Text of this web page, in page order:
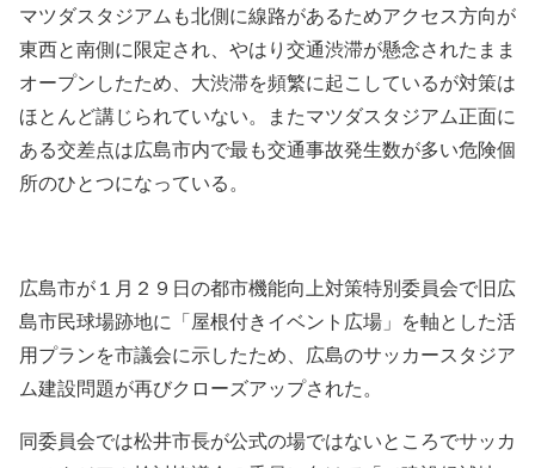
マツダスタジアムも北側に線路があるためアクセス方向が
東西と南側に限定され、やはり交通渋滞が懸念されたまま
オープンしたため、大渋滞を頻繁に起こしているが対策は
ほとんど講じられていない。またマツダスタジアム正面に
ある交差点は広島市内で最も交通事故発生数が多い危険個
所のひとつになっている。
広島市が１月２９日の都市機能向上対策特別委員会で旧広
島市民球場跡地に「屋根付きイベント広場」を軸とした活
用プランを市議会に示したため、広島のサッカースタジア
ム建設問題が再びクローズアップされた。
同委員会では松井市長が公式の場ではないところでサッカ